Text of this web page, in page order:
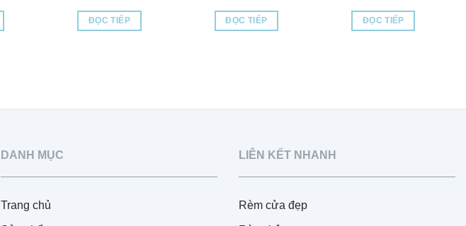
ĐỌC TIẾP ĐỌC TIẾP ĐỌC TIẾP
DANH MỤC
Trang chủ
LIÊN KẾT NHANH
Rèm cửa đẹp